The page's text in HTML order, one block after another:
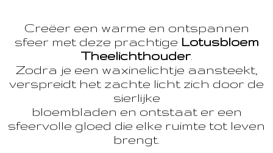
Creëer een warme en ontspannen
sfeer met deze prachtige Lotusbloem
Theelichthouder.
Zodra je een waxinelichtje aansteekt,
verspreidt het zachte licht zich door de
sierlijke
bloembladen en ontstaat er een
sfeervolle gloed die elke ruimte tot leven
brengt.